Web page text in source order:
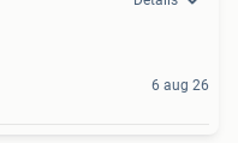
6 aug 26